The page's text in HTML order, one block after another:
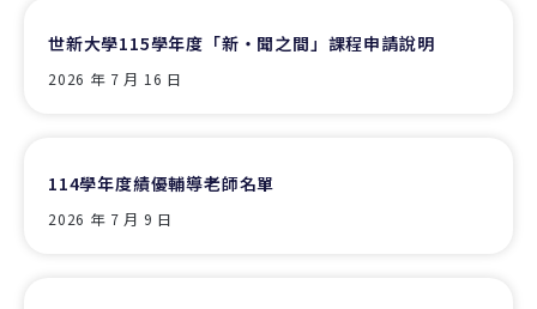
世新大學115學年度「新‧聞之間」課程申請說明
2026 年 7 月 16 日
114學年度績優輔導老師名單
2026 年 7 月 9 日